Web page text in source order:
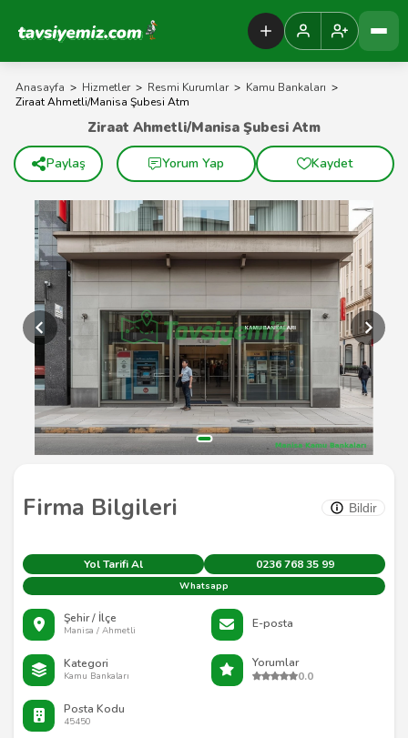
Tavsiyemiz Anasayfa
Anasayfa > Hizmetler > Resmi Kurumlar > Kamu Bankaları >
Ziraat Ahmetli/Manisa Şubesi Atm
Firma Bilgileri Bildir
Yol Tarifi Al 0236 768 35 99
Whatsapp
Şehir / İlçe
Manisa / Ahmetli E-posta
Kategori
Kamu Bankaları
Yorumlar
0.0
Posta Kodu
45450
Ziraat Ahmetli/Manisa Şubesi Atm
Paylaş Yorum Yap Kaydet